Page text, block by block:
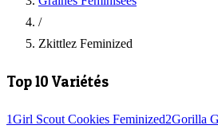
/
Zkittlez Feminized
Top 10 Variétés
1Girl Scout Cookies Feminized2Gorilla